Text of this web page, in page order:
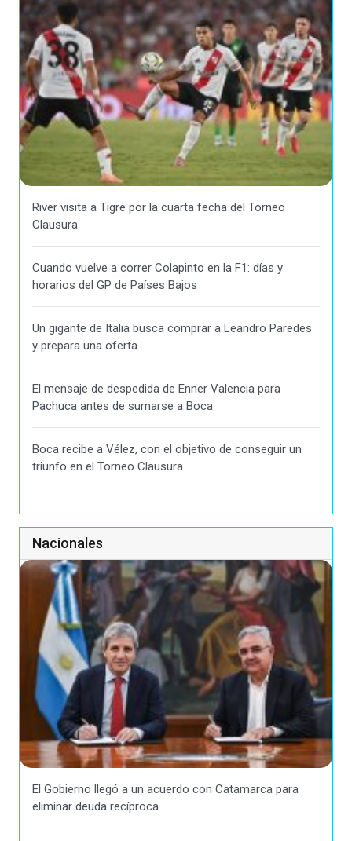
River visita a Tigre por la cuarta fecha del Torneo
Clausura
Cuando vuelve a correr Colapinto en la F1: días y
horarios del GP de Países Bajos
Un gigante de Italia busca comprar a Leandro Paredes
y prepara una oferta
El mensaje de despedida de Enner Valencia para
Pachuca antes de sumarse a Boca
Boca recibe a Vélez, con el objetivo de conseguir un
triunfo en el Torneo Clausura
Nacionales
El Gobierno llegó a un acuerdo con Catamarca para
eliminar deuda recíproca